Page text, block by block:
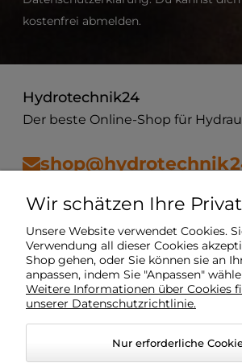
kostenfrei abmelden.
Hydrotechnik24
Der beste Online-Shop für
Vorschriften
Mein Konto
Wir schätzen Ihre
Unsere Website verwendet Cookies.
Verwendung all dieser Cookies
Shop gehen, oder Sie können sie an
anpassen, indem Sie "Anpassen"
Weitere Informationen über Cookies
unserer Datenschutzrichtlinie.
Nur erforderliche